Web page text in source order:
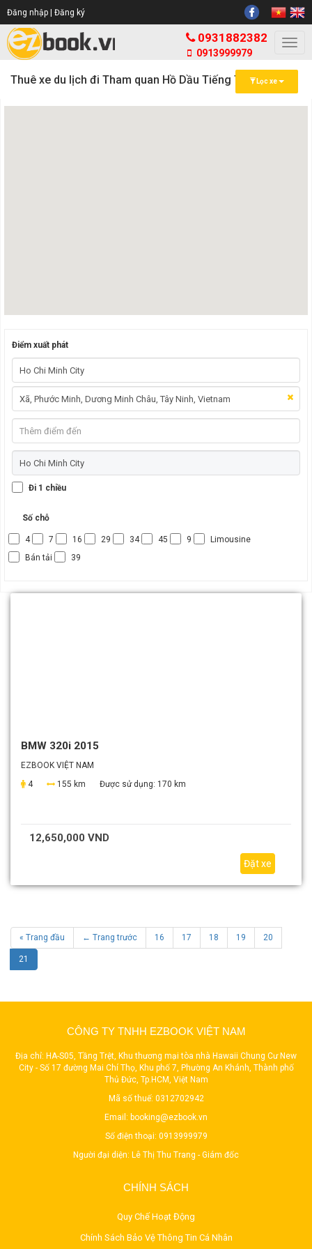
Đăng nhập | Đăng ký
0931882382
0913999979
Thuê xe du lịch đi Tham quan Hồ Dầu Tiếng Tây Ninh
Lọc xe
Điểm xuất phát
Đi 1 chiều
Số chỗ
4 7 16 29 34 45 9
Limousine
Bán tải
39
BMW 320i 2015
EZBOOK VIỆT NAM
4
155 km Được sử dụng: 170 km
12,650,000 VND
Đặt xe
« Trang đầu ← Trang trước 16 17 18 19 20
21
CÔNG TY TNHH EZBOOK VIỆT NAM
Địa chỉ: HA-S05, Tầng Trệt, Khu thương mại tòa nhà Hawaii Chung Cư New
City - Số 17 đường Mai Chí Thọ, Khu phố 7, Phường An Khánh, Thành phố
Thủ Đức, Tp.HCM, Việt Nam
Mã số thuế: 0312702942
Email: booking@ezbook.vn
Số điện thoại: 0913999979
Người đại diện: Lê Thị Thu Trang - Giám đốc
CHÍNH SÁCH
Quy Chế Hoạt Động
Chính Sách Bảo Vệ Thông Tin Cá Nhân